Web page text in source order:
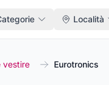
Località
vestire Eurotronics